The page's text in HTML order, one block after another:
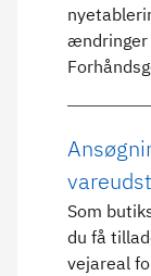
ændringer
Som
du få
vejareal